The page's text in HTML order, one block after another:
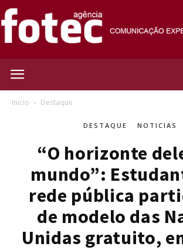
Início Destaque
DESTAQUE NOTICIAS
“O horizonte
mundo”:
rede pública
de modelo das
Unidas gratuito,